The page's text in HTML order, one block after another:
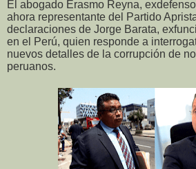
El abogado Erasmo Reyna,
ahora representante del Partido
declaraciones de Jorge Barata,
en el Perú, quien responde a
nuevos detalles de la corrupción de
peruanos.